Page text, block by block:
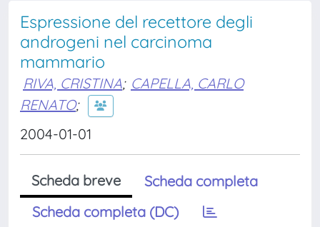
Espressione del recettore degli
androgeni nel carcinoma
mammario
RIVA, CRISTINA; CAPELLA, CARLO
RENATO;
2004-01-01
Scheda breve
Scheda completa
Scheda completa (DC)